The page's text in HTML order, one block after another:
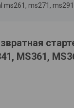
ms261, ms271,
MS361,